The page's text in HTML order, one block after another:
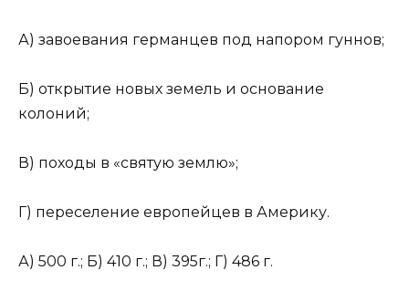
А) завоевания германцев под напором гуннов;
Б) открытие новых земель и основание
колоний;
В) походы в «святую землю»;
Г) переселение европейцев в Америку.
А) 500 г.; Б) 410 г.; В) 395г.; Г) 486 г.